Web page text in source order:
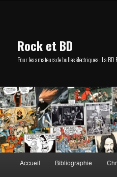
Rock et BD
Pour les amateurs de bulles électriques : La BD
principal
Accueil Bibliographie